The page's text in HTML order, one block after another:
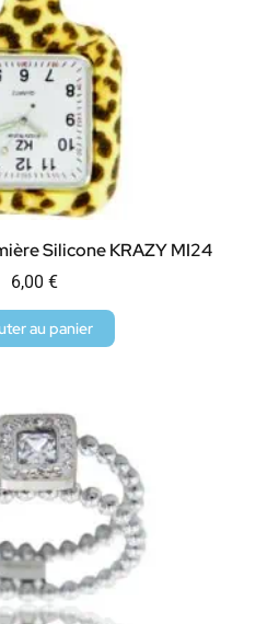
Silicone KRAZY MI24
6,00 €
au panier